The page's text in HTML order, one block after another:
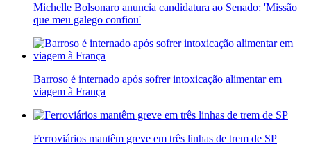
Michelle Bolsonaro anuncia candidatura ao Senado: 'Missão
que meu galego confiou'
Barroso é internado após sofrer intoxicação alimentar em
viagem à França
Ferroviários mantêm greve em três linhas de trem de SP